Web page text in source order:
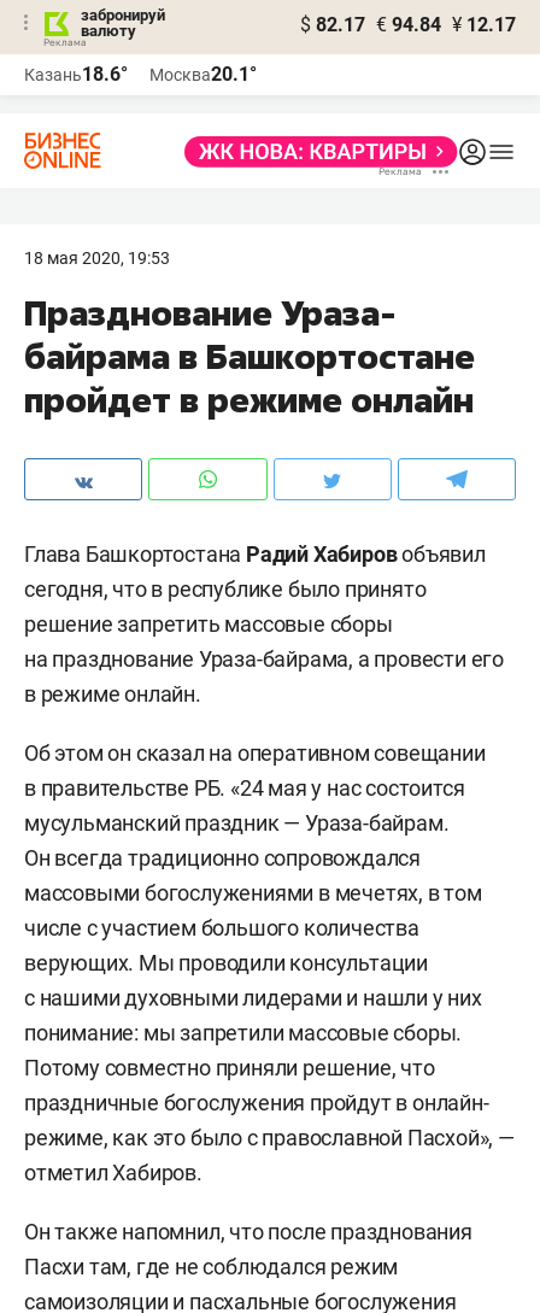
забронируй
валюту
$ 82.17 € 94.84 ¥ 12.17
Казань18.6° Москва20.1°
18 мая 2020, 19:53
Празднование Ураза-
байрама в Башкортостане
пройдет в режиме онлайн
Глава Башкортостана Радий Хабировобъявил
сегодня, что в республике было принято
решение запретить массовые сборы
на празднование Ураза-байрама, а провести его
в режиме онлайн.
Об этом он сказал на оперативном совещании
в правительстве РБ. «24 мая у нас состоится
мусульманский праздник — Ураза-байрам.
Он всегда традиционно сопровождался
массовыми богослужениями в мечетях, в том
числе с участием большого количества
верующих. Мы проводили консультации
с нашими духовными лидерами и нашли у них
понимание: мы запретили массовые сборы.
Потому совместно приняли решение, что
праздничные богослужения пройдут в онлайн-
режиме, как это было с православной Пасхой», —
отметил Хабиров.
Он также напомнил, что после празднования
Пасхи там, где не соблюдался режим
самоизоляции и пасхальные богослужения